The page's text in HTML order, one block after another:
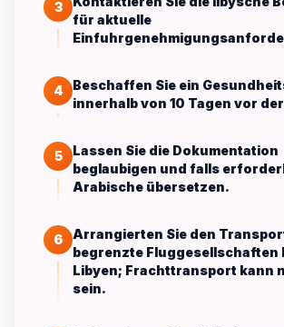
3
für aktuelle
4
Beschaffen Sie ein
innerhalb von 10 Tagen vor
5
Lassen Sie die Dokumentation
beglaubigen und falls
Arabische übersetzen.
6
Arrangierten Sie den
begrenzte Fluggesellschaften
Libyen; Frachttransport kann
sein.